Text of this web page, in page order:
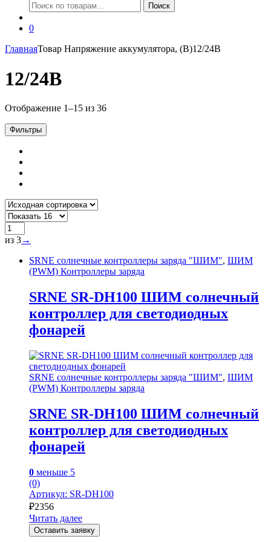
Искать:
Поиск
0
ГлавнаяТовар Напряжение аккумулятора, (В)12/24В
12/24В
Отображение 1–15 из 36
Фильтры
из 3→
SRNE солнечные контроллеры заряда "ШИМ", ШИМ
(PWM) Контроллеры заряда
SRNE SR-DH100 ШИМ солнечный
контроллер для светодиодных
фонарей
SRNE солнечные контроллеры заряда "ШИМ", ШИМ
(PWM) Контроллеры заряда
SRNE SR-DH100 ШИМ солнечный
контроллер для светодиодных
фонарей
0 меньше 5
(0)
Артикул: SR-DH100
₽2356
Читать далее
Оставить заявку